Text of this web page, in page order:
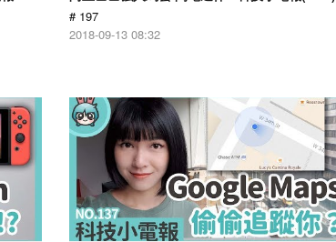
# 197
2018-09-13 08:32